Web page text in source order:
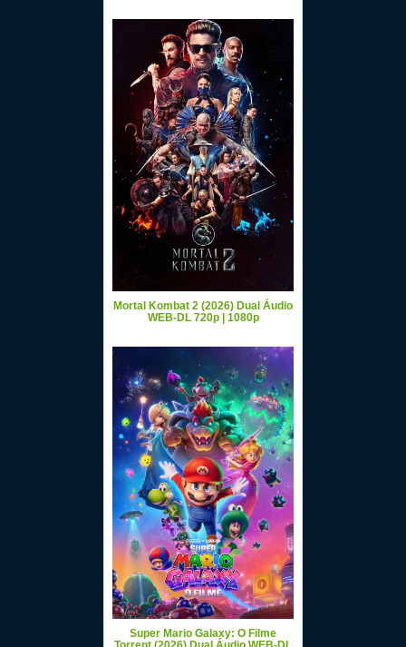
Mortal Kombat 2 (2026) Dual Áudio
WEB-DL 720p | 1080p
Super Mario Galaxy: O Filme